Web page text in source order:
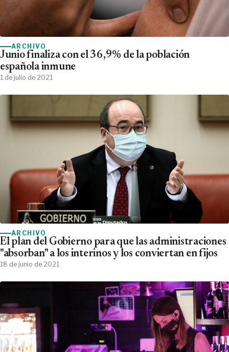
ARCHIVO
Junio finaliza con el 36,9% de la población
española inmune
1 de julio de 2021
ARCHIVO
El plan del Gobierno para que las administraciones
"absorban" a los interinos y los conviertan en fijos
18 de junio de 2021